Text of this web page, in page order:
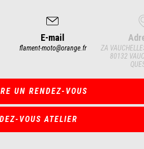
E-mail
flament-moto@orange.fr
ZA
80132
UN RENDEZ-VOUS
VOUS ATELIER